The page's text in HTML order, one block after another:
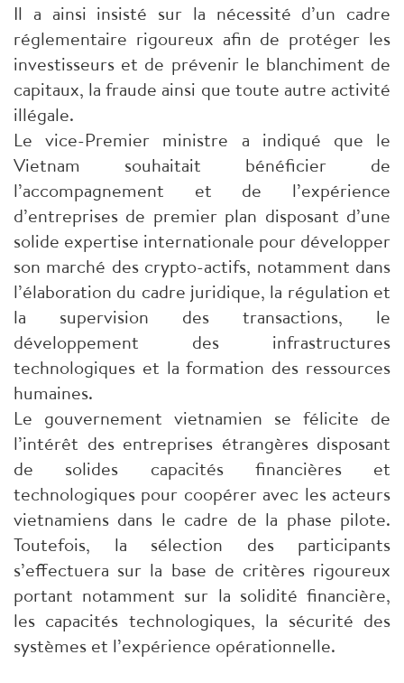
Il a ainsi insisté sur la nécessité d’un cadre
réglementaire rigoureux afin de protéger les
investisseurs et de prévenir le blanchiment de
capitaux, la fraude ainsi que toute autre activité
illégale.
Le vice-Premier ministre a indiqué que le
Vietnam souhaitait bénéficier de
l’accompagnement et de l’expérience
d’entreprises de premier plan disposant d’une
solide expertise internationale pour développer
son marché des crypto-actifs, notamment dans
l’élaboration du cadre juridique, la régulation et
la supervision des transactions, le
développement des infrastructures
technologiques et la formation des ressources
humaines.
Le gouvernement vietnamien se félicite de
l’intérêt des entreprises étrangères disposant
de solides capacités financières et
technologiques pour coopérer avec les acteurs
vietnamiens dans le cadre de la phase pilote.
Toutefois, la sélection des participants
s’effectuera sur la base de critères rigoureux
portant notamment sur la solidité financière,
les capacités technologiques, la sécurité des
systèmes et l’expérience opérationnelle.